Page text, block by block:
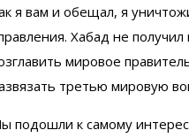
я вам и обещал, я
Хабад не
мировое
третью мировую
подошли к самому